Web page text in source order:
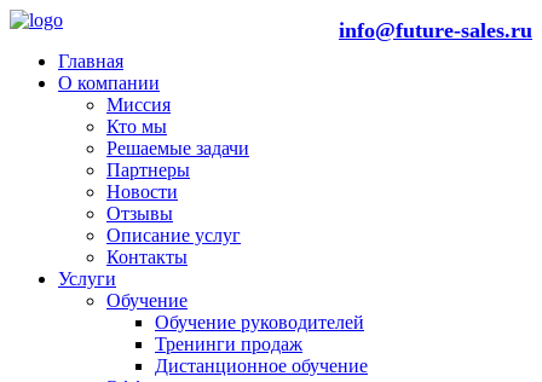
info@future-sales.ru
Главная
О компании
Миссия
Кто мы
Решаемые задачи
Партнеры
Новости
Отзывы
Описание услуг
Контакты
Услуги
Обучение
Обучение руководителей
Тренинги продаж
Дистанционное обучение